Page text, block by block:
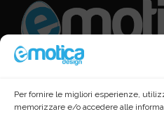
Per fornire le migliori esperienze,
memorizzare e/o accedere alle